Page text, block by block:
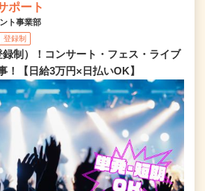
ポート
ト事業部
登録制
制）！コンサート・フェス・ライブ
！【日給3万円×日払いOK】